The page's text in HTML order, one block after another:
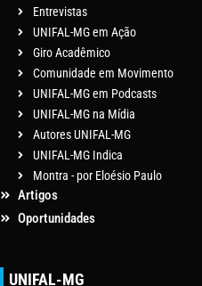
Entrevistas
UNIFAL-MG em Ação
Giro Acadêmico
Comunidade em Movimento
UNIFAL-MG em Podcasts
UNIFAL-MG na Mídia
Autores UNIFAL-MG
UNIFAL-MG Indica
Montra - por Eloésio Paulo
Artigos
Oportunidades
UNIFAL-MG